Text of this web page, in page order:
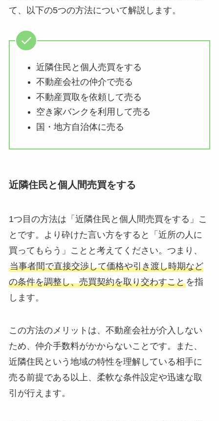
て、以下の5つの方法について解説します。
近隣住民と個人売買をする
不動産会社の仲介で売る
不動産買取を依頼して売る
空き家バンクを利用して売る
国・地方自治体に売る
近隣住民と個人間売買をする
1つ目の方法は「近隣住民と個人間売買をする」こ
とです。より砕けた言い方をすると「近所の人に
買ってもらう」ことと考えてください。つまり、
当事者間で直接交渉して価格や引き渡し時期など
の条件を調整し、売買契約を取り交わすことを指
します。
この方法のメリットは、不動産会社が介入しない
ため、仲介手数料がかからないことです。また、
近隣住民という地域の特性を理解している相手に
売る前提である以上、柔軟な条件設定や迅速な取
引が行えます。